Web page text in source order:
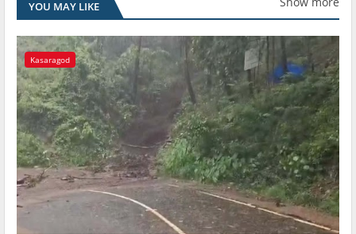
YOU MAY LIKE
Kasaragod